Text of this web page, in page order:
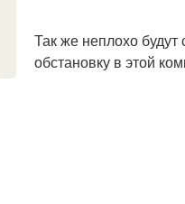
Так же неплохо
обстановку в этой